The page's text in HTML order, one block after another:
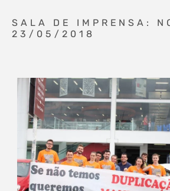
SALA DE IMPRENSA:
23/05/2018